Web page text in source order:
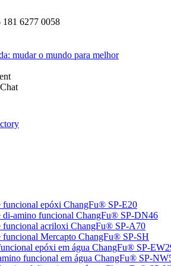
181 6277 0058
mudar o mundo para melhor
funcional epóxi ChangFu® SP-E20
di-amino funcional ChangFu® SP-DN46
funcional acriloxi ChangFu® SP-A70
funcional Mercapto ChangFu® SP-SH
epóxi em água ChangFu® SP-
funcional em água ChangFu® SP-